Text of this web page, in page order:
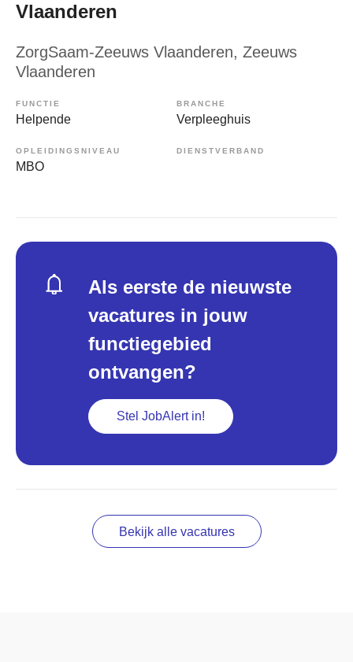
Vlaanderen
ZorgSaam-Zeeuws Vlaanderen, Zeeuws
Vlaanderen
FUNCTIE
Helpende
BRANCHE
Verpleeghuis
OPLEIDINGSNIVEAU
MBO
DIENSTVERBAND
Als eerste de nieuwste
vacatures in jouw
functiegebied
ontvangen?
Stel JobAlert in!
Bekijk alle vacatures